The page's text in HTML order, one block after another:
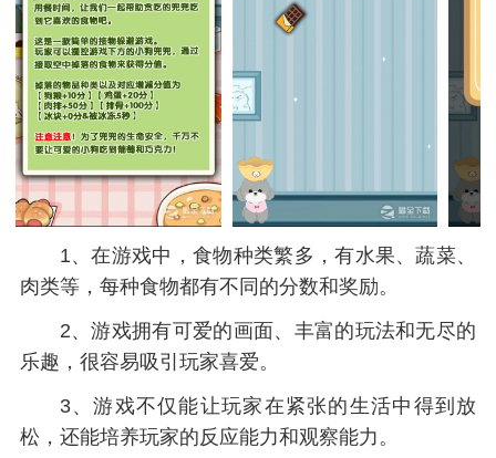
1、在游戏中，食物种类繁多，有水果、蔬菜、
肉类等，每种食物都有不同的分数和奖励。
2、游戏拥有可爱的画面、丰富的玩法和无尽的
乐趣，很容易吸引玩家喜爱。
3、游戏不仅能让玩家在紧张的生活中得到放
松，还能培养玩家的反应能力和观察能力。